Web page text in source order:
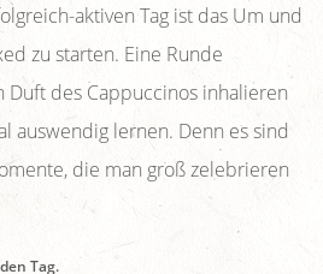
aktiven Tag ist das Um und
zu starten. Eine Runde
des Cappuccinos inhalieren
auswendig lernen. Denn es sind
die man groß zelebrieren
Tag.